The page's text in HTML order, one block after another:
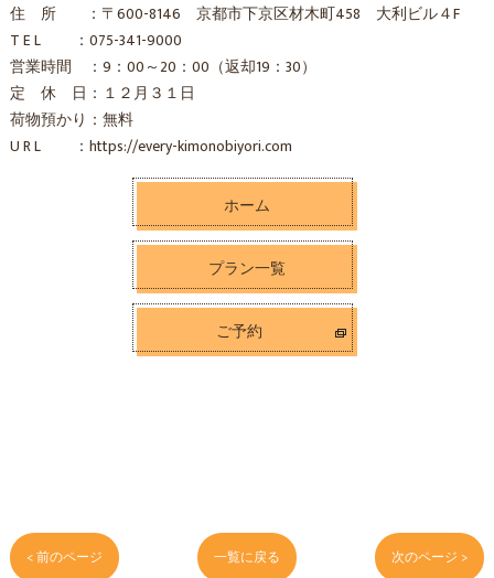
住 所 ：〒600-8146 京都市下京区材木町458 大利ビル４F
T E L ：075-341-9000
営業時間 ：9：00～20：00（返却19：30）
定 休 日：１２月３１日
荷物預かり：無料
U R L ：https://every-kimonobiyori.com
ホーム
プラン一覧
ご予約
< 前のページ 一覧に戻る 次のページ >